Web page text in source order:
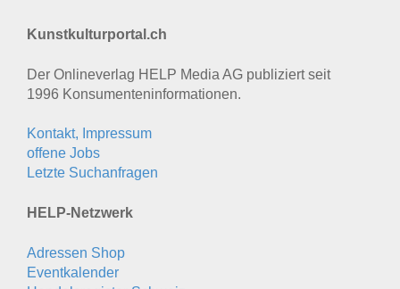
Kunstkulturportal.ch
Der Onlineverlag HELP Media AG publiziert seit
1996 Konsumenten­informationen.
Kontakt, Impressum
offene Jobs
Letzte Suchanfragen
HELP-Netzwerk
Adressen Shop
Eventkalender